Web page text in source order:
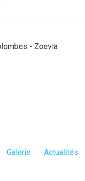
Galerie
Actualités